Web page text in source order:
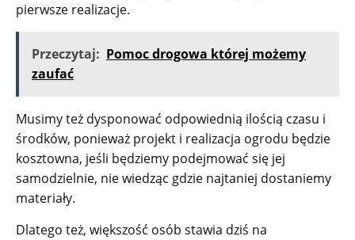
pierwsze realizacje.
Przeczytaj: Pomoc drogowa której możemy
zaufać
Musimy też dysponować odpowiednią ilością czasu i
środków, ponieważ projekt i realizacja ogrodu będzie
kosztowna, jeśli będziemy podejmować się jej
samodzielnie, nie wiedząc gdzie najtaniej dostaniemy
materiały.
Dlatego też, większość osób stawia dziś na